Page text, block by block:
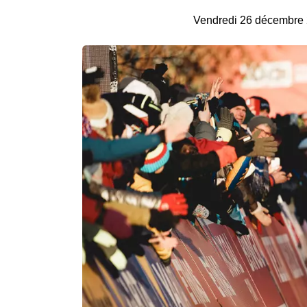
Vendredi 26 décembre